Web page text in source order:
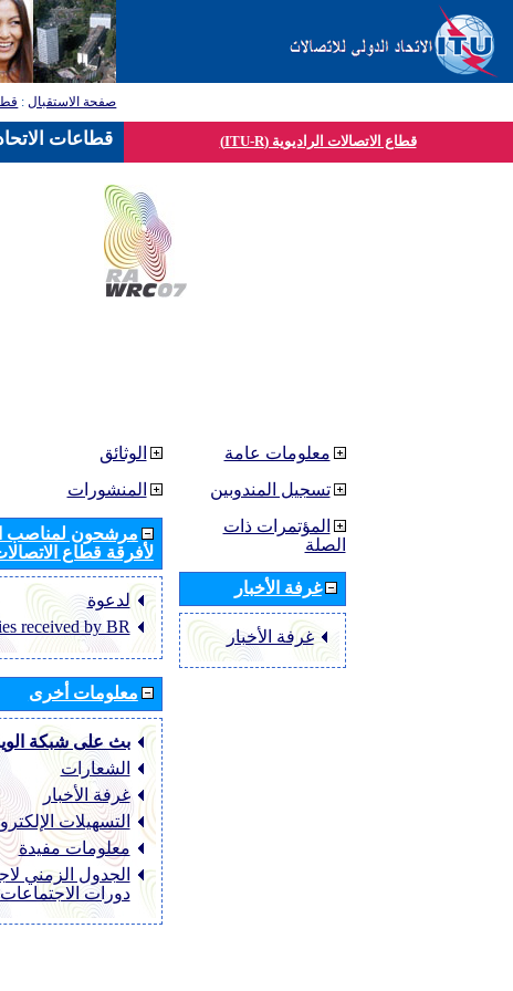
صفحة الاستقبال:
قطاع الاتصالات الراديوية (ITU-R)
الوثائق
المنشورات
مرشحون لمناصب
لأفرقة قطاع
لدعوة
received by BR
معلومات أخرى
بث على شبكة
الشعارات
غرفة الأخبار
التسهيلات
معلومات مفيدة
الجدول الزمني
دورات الاجتماعات
معلومات عامة
تسجيل المندوبين
المؤتمرات ذات
الصلة
غرفة الأخبار
غرفة الأخبار
قطاعات